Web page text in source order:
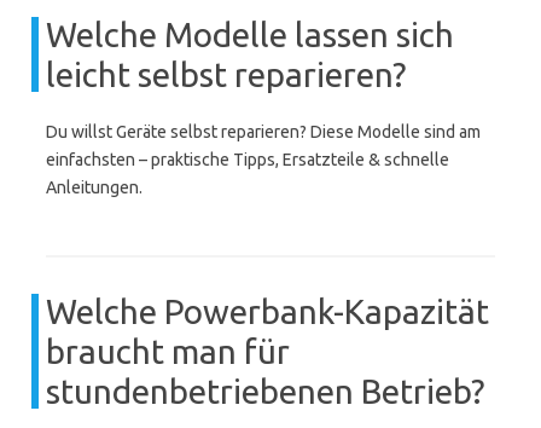
Welche Modelle lassen sich
leicht selbst reparieren?
Du willst Geräte selbst reparieren? Diese Modelle sind am
einfachsten – praktische Tipps, Ersatzteile & schnelle
Anleitungen.
Welche Powerbank-Kapazität
braucht man für
stundenbetriebenen Betrieb?